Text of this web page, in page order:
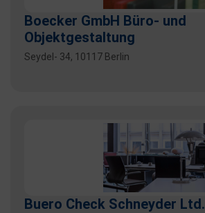
Boecker GmbH Büro- und
Objektgestaltung
Seydel- 34, 10117 Berlin
Buero Check Schneyder Ltd.